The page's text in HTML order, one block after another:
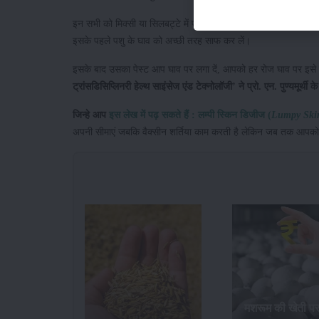
इन सभी को मिक्सी या सिलबट्टे में पीस लें और पेस्ट बना लें । इसके
इसके पहले पशु के घाव को अच्छी तरह साफ कर लें।
इसके बाद उसका पेस्ट आप घाव पर लगा दें, आपको हर रोज घाव पर
ट्रांसडिसिप्लिनरी हेल्थ साइंसेज एंड टेक्नोलॉजी’ ने प्रो. एन. पुण्यमूर्थी के
जिन्हे आप इस लेख में पढ़ सकते हैं : लम्पी स्किन डिजीज ( Lumpy
अपनी सीमाएं जबकि वैक्सीन शर्तिया काम करती है लेकिन जब तक